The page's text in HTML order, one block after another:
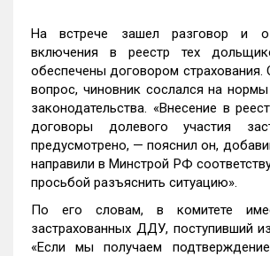
На встрече зашел разговор и о
включения в реестр тех
обеспечены договором страхования.
вопрос, чиновник сослался на
законодательства. «Внесение в
договоры долевого участия
предусмотрено, — пояснил он,
направили в Минстрой РФ
просьбой разъяснить ситуацию».
По его словам, в комитете
застрахованных ДДУ, поступивший
«Если мы получаем